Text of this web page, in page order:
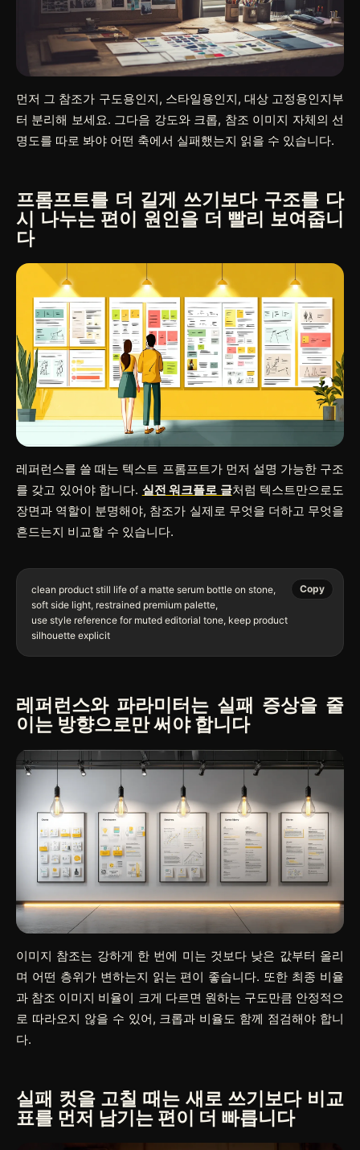
먼저 그 참조가 구도용인지, 스타일용인지, 대상 고정용인지부
터 분리해 보세요. 그다음 강도와 크롭, 참조 이미지 자체의 선
명도를 따로 봐야 어떤 축에서 실패했는지 읽을 수 있습니다.
프롬프트를 더 길게 쓰기보다 구조를 다
시 나누는 편이 원인을 더 빨리 보여줍니
다
레퍼런스를 쓸 때는 텍스트 프롬프트가 먼저 설명 가능한 구조
를 갖고 있어야 합니다. 실전 워크플로 글처럼 텍스트만으로도
장면과 역할이 분명해야, 참조가 실제로 무엇을 더하고 무엇을
흔드는지 비교할 수 있습니다.
clean product still life of a matte serum bottle on stone,
soft side light, restrained premium palette,
use style reference for muted editorial tone, keep product
Copy
레퍼런스와 파라미터는 실패 증상을 줄
이는 방향으로만 써야 합니다
이미지 참조는 강하게 한 번에 미는 것보다 낮은 값부터 올리
며 어떤 층위가 변하는지 읽는 편이 좋습니다. 또한 최종 비율
과 참조 이미지 비율이 크게 다르면 원하는 구도만큼 안정적으
로 따라오지 않을 수 있어, 크롭과 비율도 함께 점검해야 합니
다.
실패 컷을 고칠 때는 새로 쓰기보다 비교
표를 먼저 남기는 편이 더 빠릅니다